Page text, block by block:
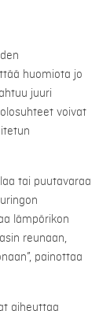
huomiota jo
juuri
voivat
tai puutavaraa
lämpörikon
reunaan,
painottaa
aiheuttaa